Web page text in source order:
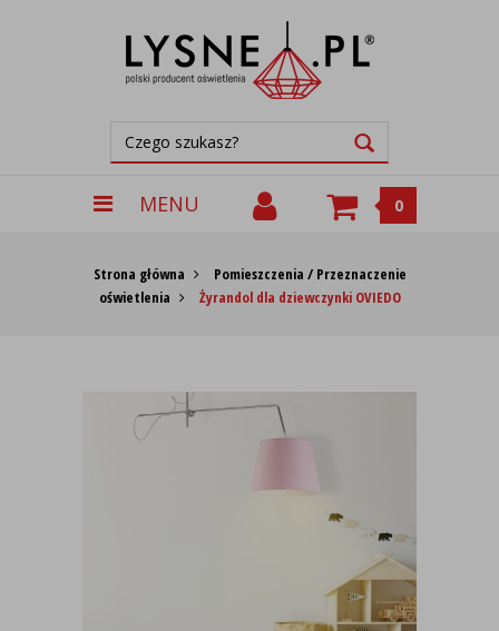
MENU 0
Strona główna
Pomieszczenia / Przeznaczenie
oświetlenia
Żyrandol dla dziewczynki OVIEDO